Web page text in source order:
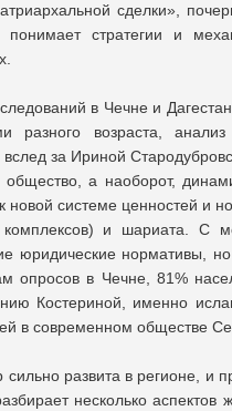
сделки»,
стратегии и
в Чечне и
возраста, анализ
за Ириной
а наоборот,
системе ценностей и
и шариата. С
юридические нормативы,
опросов в Чечне, 81%
Костериной, именно
в современном обществе
сильно развита в регионе, и
несколько аспектов